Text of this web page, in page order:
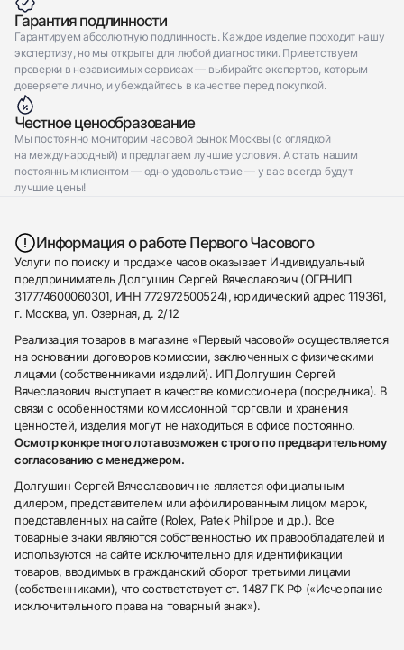
Гарантия подлинности
Гарантируем абсолютную подлинность. Каждое изделие проходит нашу
экспертизу, но мы открыты для любой диагностики. Приветствуем
проверки в независимых сервисах — выбирайте экспертов, которым
доверяете лично, и убеждайтесь в качестве перед покупкой.
Честное ценообразование
Мы постоянно мониторим часовой рынок Москвы (с оглядкой
на международный) и предлагаем лучшие условия. А стать нашим
постоянным клиентом — одно удовольствие — у вас всегда будут
лучшие цены!
Информация о работе Первого Часового
Услуги по поиску и продаже часов оказывает Индивидуальный
предприниматель Долгушин Сергей Вячеславович (ОГРНИП
317774600060301, ИНН 772972500524), юридический адрес 119361,
г. Москва, ул. Озерная, д. 2/12
Реализация товаров в магазине «Первый часовой» осуществляется
на основании договоров комиссии, заключенных с физическими
лицами (собственниками изделий). ИП Долгушин Сергей
Вячеславович выступает в качестве комиссионера (посредника). В
связи с особенностями комиссионной торговли и хранения
ценностей, изделия могут не находиться в офисе постоянно.
Осмотр конкретного лота возможен строго по предварительному
согласованию с менеджером.
Долгушин Сергей Вячеславович не является официальным
дилером, представителем или аффилированным лицом марок,
представленных на сайте (Rolex, Patek Philippe и др.). Все
товарные знаки являются собственностью их правообладателей и
используются на сайте исключительно для идентификации
товаров, вводимых в гражданский оборот третьими лицами
(собственниками), что соответствует ст. 1487 ГК РФ («Исчерпание
исключительного права на товарный знак»).